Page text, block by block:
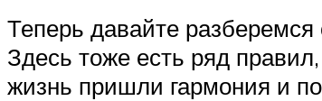
Теперь давайте
Здесь тоже есть ряд
жизнь пришли гармония и